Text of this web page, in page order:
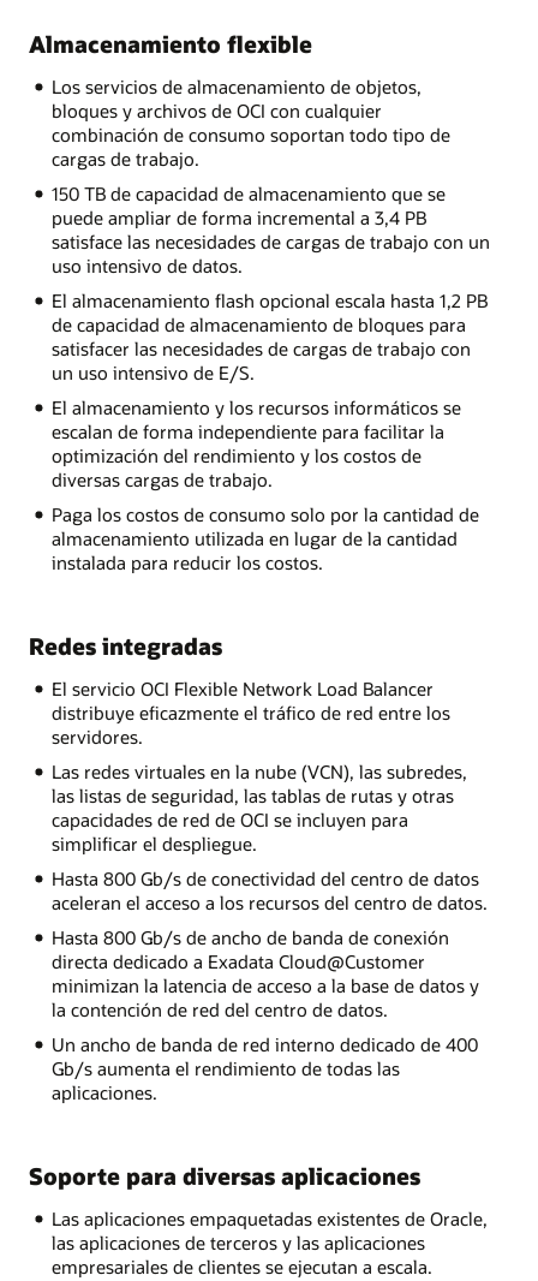
Almacenamiento flexible
Los servicios de almacenamiento de objetos,
bloques y archivos de OCI con cualquier
combinación de consumo soportan todo tipo de
cargas de trabajo.
150 TB de capacidad de almacenamiento que se
puede ampliar de forma incremental a 3,4 PB
satisface las necesidades de cargas de trabajo con un
uso intensivo de datos.
El almacenamiento flash opcional escala hasta 1,2 PB
de capacidad de almacenamiento de bloques para
satisfacer las necesidades de cargas de trabajo con
un uso intensivo de E/S.
El almacenamiento y los recursos informáticos se
escalan de forma independiente para facilitar la
optimización del rendimiento y los costos de
diversas cargas de trabajo.
Paga los costos de consumo solo por la cantidad de
almacenamiento utilizada en lugar de la cantidad
instalada para reducir los costos.
Redes integradas
El servicio OCI Flexible Network Load Balancer
distribuye eficazmente el tráfico de red entre los
servidores.
Las redes virtuales en la nube (VCN), las subredes,
las listas de seguridad, las tablas de rutas y otras
capacidades de red de OCI se incluyen para
simplificar el despliegue.
Hasta 800 Gb/s de conectividad del centro de datos
aceleran el acceso a los recursos del centro de datos.
Hasta 800 Gb/s de ancho de banda de conexión
directa dedicado a Exadata Cloud@Customer
minimizan la latencia de acceso a la base de datos y
la contención de red del centro de datos.
Un ancho de banda de red interno dedicado de 400
Gb/s aumenta el rendimiento de todas las
aplicaciones.
Soporte para diversas aplicaciones
Las aplicaciones empaquetadas existentes de Oracle,
las aplicaciones de terceros y las aplicaciones
empresariales de clientes se ejecutan a escala.